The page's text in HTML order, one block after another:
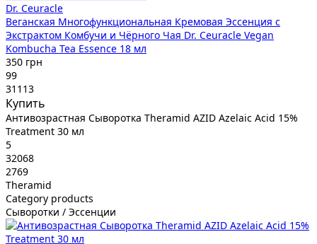
Dr. Ceuracle
Веганская Многофункциональная Кремовая Эссенция с
Экстрактом Комбучи и Чёрного Чая Dr. Ceuracle Vegan
Kombucha Tea Essence 18 мл
350 грн
99
31113
Купить
Антивозрастная Сыворотка Theramid AZID Azelaic Acid 15%
Treatment 30 мл
5
32068
2769
Theramid
Category products
Сыворотки / Эссенции